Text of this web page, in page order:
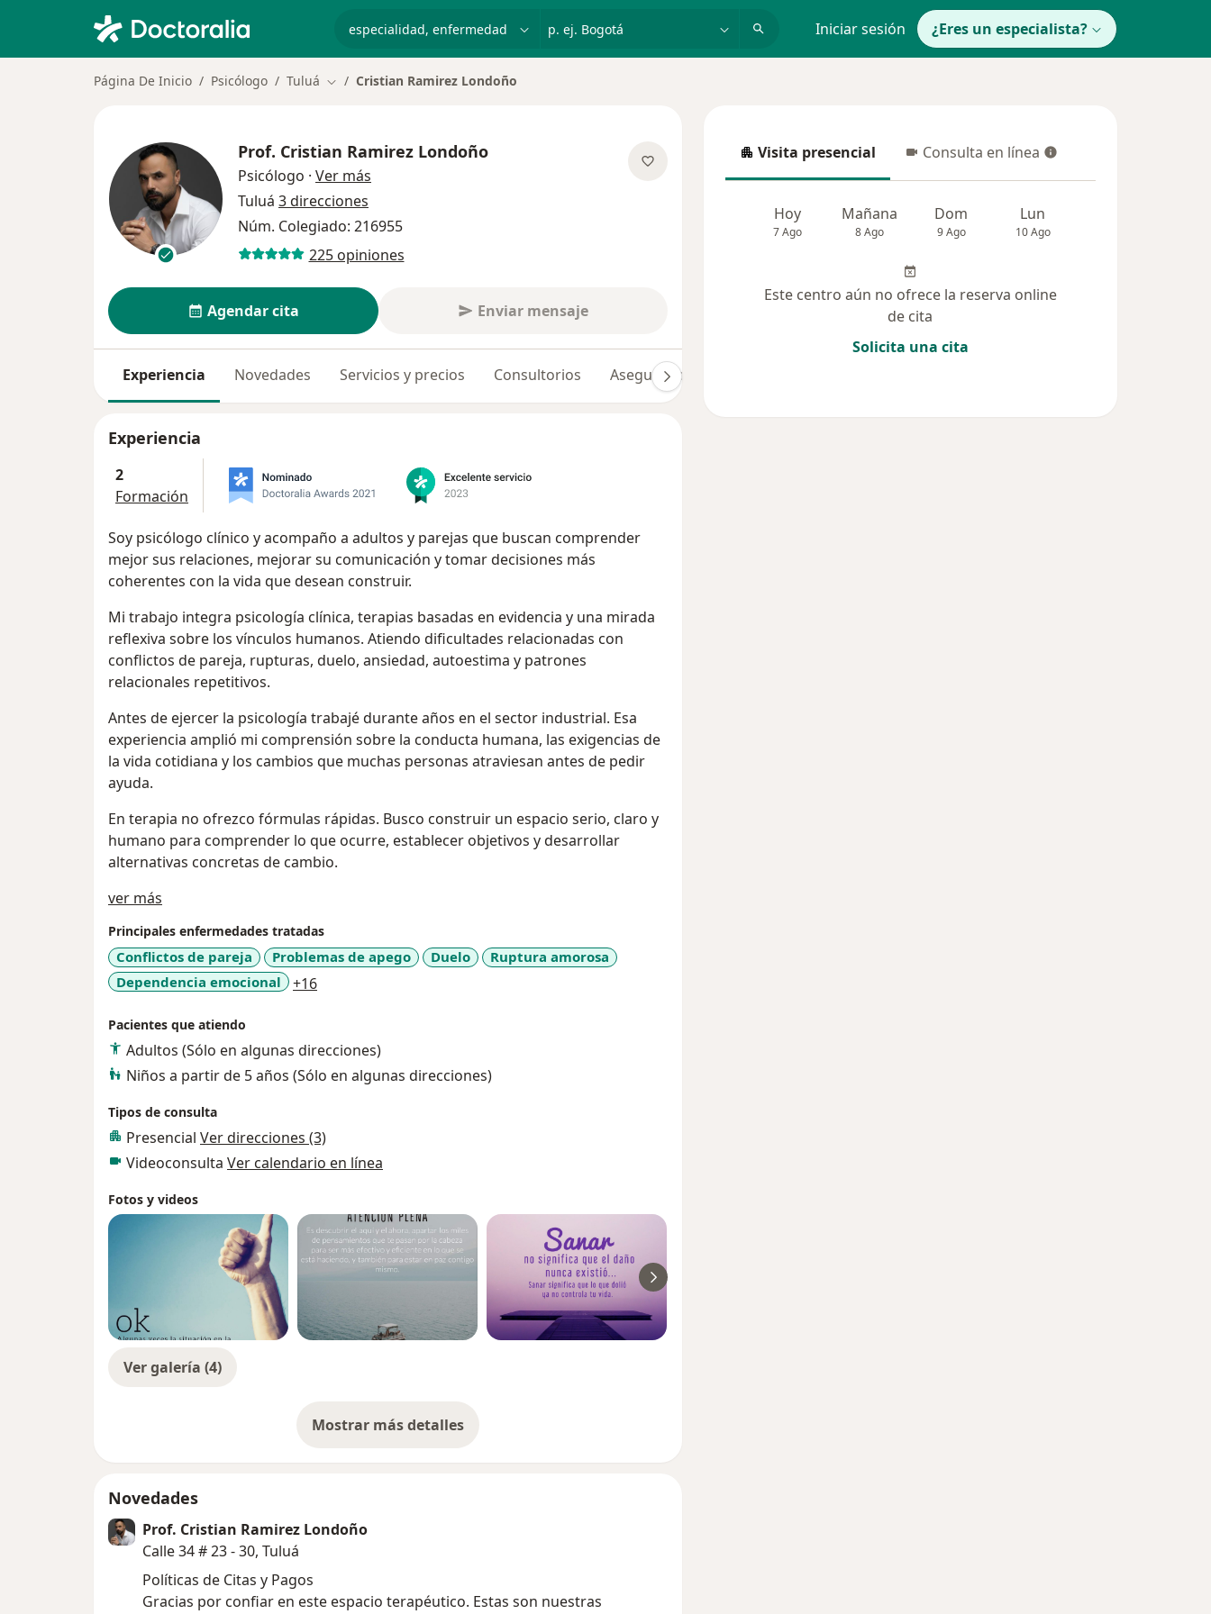
p. ej. Bogotá Iniciar sesión ¿Eres un especialista?
Página De Inicio Psicólogo Tuluá Cambiar de ciudad
Cristian Ramirez Londoño
Prof. Cristian Ramirez Londoño
Psicólogo · Ver más
Tuluá 3 direcciones
Núm. Colegiado: 216955
225 opiniones
Agendar cita Enviar mensaje
Experiencia Novedades Servicios y precios Consultorios Aseguradoras
Experiencia
2
Formación
Soy psicólogo clínico y acompaño a adultos y parejas que buscan comprender
mejor sus relaciones, mejorar su comunicación y tomar decisiones más
coherentes con la vida que desean construir.
Mi trabajo integra psicología clínica, terapias basadas en evidencia y una mirada
reflexiva sobre los vínculos humanos. Atiendo dificultades relacionadas con
conflictos de pareja, rupturas, duelo, ansiedad, autoestima y patrones
relacionales repetitivos.
Antes de ejercer la psicología trabajé durante años en el sector industrial. Esa
experiencia amplió mi comprensión sobre la conducta humana, las exigencias de
la vida cotidiana y los cambios que muchas personas atraviesan antes de pedir
ayuda.
En terapia no ofrezco fórmulas rápidas. Busco construir un espacio serio, claro y
humano para comprender lo que ocurre, establecer objetivos y desarrollar
alternativas concretas de cambio.
ver más
Principales enfermedades tratadas
Conflictos de pareja Problemas de apego Duelo
Ruptura amorosa
Dependencia emocional
+16a11y_sr_more_diseases
Pacientes que atiendo
Adultos (Sólo en algunas direcciones)
Niños a partir de 5 años (Sólo en algunas direcciones)
Tipos de consulta
Presencial Ver direcciones (3)
Videoconsulta Ver calendario en línea
Fotos y videos
Ver galería (4)
Mostrar más detalles
sobre la experiencia
Novedades
Prof. Cristian Ramirez Londoño
Calle 34 # 23 - 30, Tuluá
Políticas de Citas y Pagos
Gracias por confiar en este espacio terapéutico. Estas son nuestras
Visita presencial
Visita presencial Consulta en línea
Consulta en línea
Hoy
7 Ago
Mañana
8 Ago
Dom
9 Ago
Lun
10 Ago
Este centro aún no ofrece la reserva online
de cita
Solicita una cita